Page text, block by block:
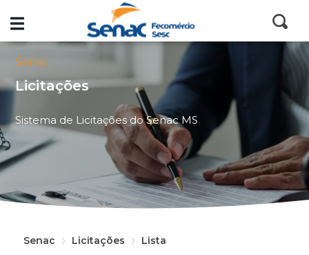
Senac
Licitações
Sistema de Licitações do Senac MS
Senac Licitações Lista